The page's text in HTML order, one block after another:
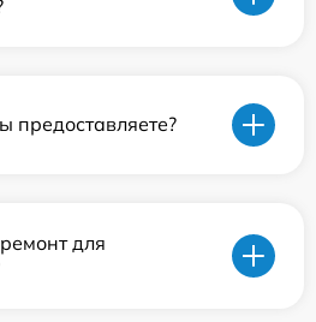
предоставляете?
для